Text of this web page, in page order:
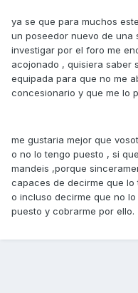
ya se que para muchos
un poseedor nuevo de una
investigar por el foro me
acojonado , quisiera saber
equipada para que no me
concesionario y que me lo
me gustaria mejor que
o no lo tengo puesto , si
mandeis ,porque
capaces de decirme que lo
o incluso decirme que no
puesto y cobrarme por ello.